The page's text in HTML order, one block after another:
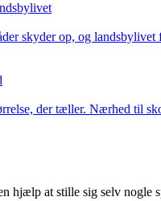
skyder op, og
der tæller. Nærhed til
hjælp at stille sig selv nogle